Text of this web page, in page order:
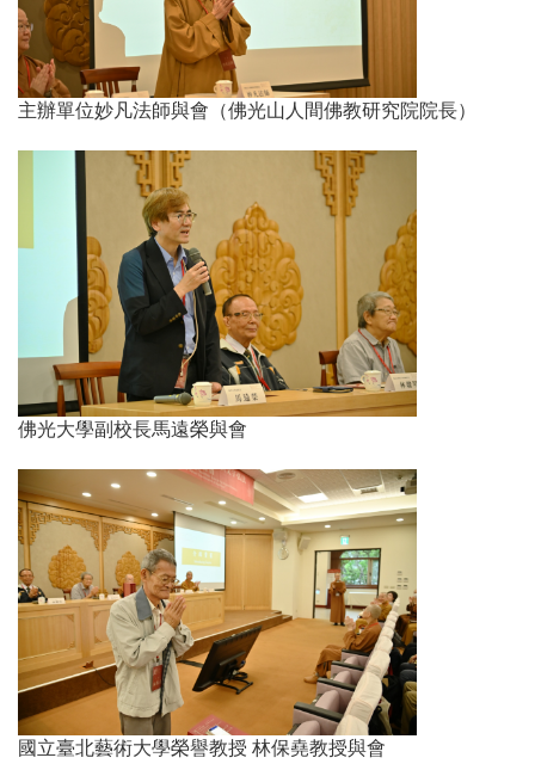
主辦單位妙凡法師與會（佛光山人間佛教研究院院長）​​​​​​​
佛光大學副校長馬遠榮與會
國立臺北藝術大學榮譽教授 林保堯教授與會